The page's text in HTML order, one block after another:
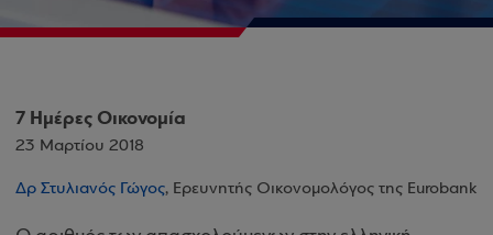
7 Ημέρες Οικονομία
23 Μαρτίου 2018
Δρ Στυλιανός Γώγος, Ερευνητής Οικονομολόγος της Eurobank